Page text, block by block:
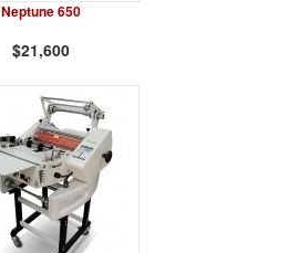
Neptune 650
$21,600